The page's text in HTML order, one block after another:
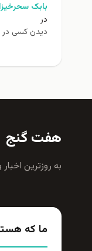
بابک
در
دیدن کسی در
هفت گنج
به روزترين
ما که